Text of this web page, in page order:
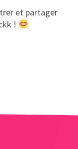
et partager
!